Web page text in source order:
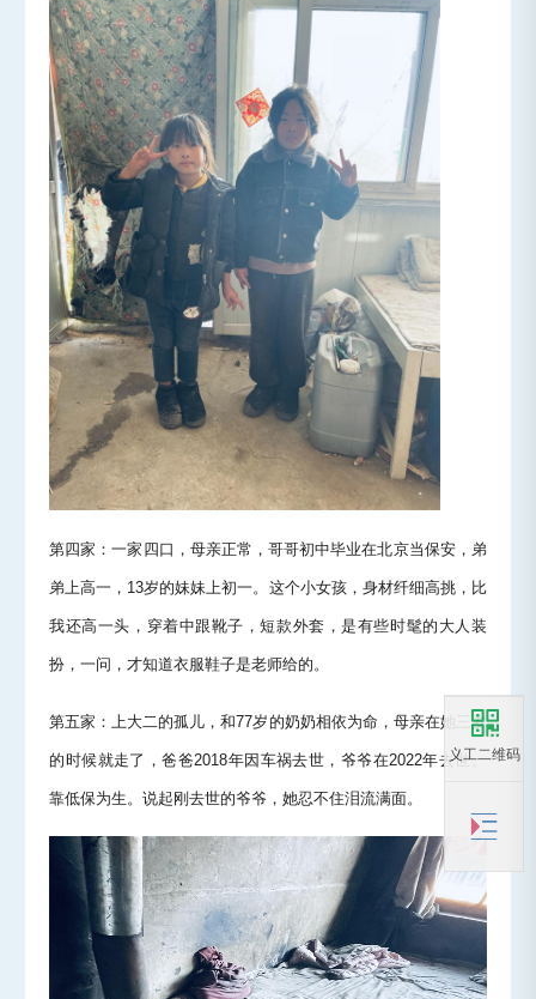
第四家：一家四口，母亲正常，哥哥初中毕业在北京当保安，弟
弟上高一，13岁的妹妹上初一。这个小女孩，身材纤细高挑，比
我还高一头，穿着中跟靴子，短款外套，是有些时髦的大人装
扮，一问，才知道衣服鞋子是老师给的。
第五家：上大二的孤儿，和77岁的奶奶相依为命，母亲在她三岁
的时候就走了，爸爸2018年因车祸去世，爷爷在2022年去世。
靠低保为生。说起刚去世的爷爷，她忍不住泪流满面。
义工二维码